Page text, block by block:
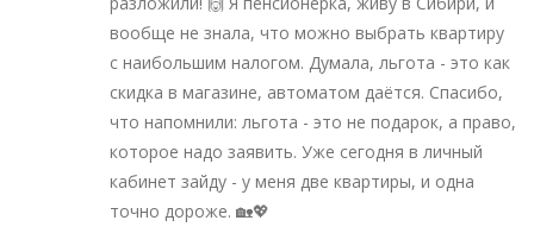
вообще не знала, что можно выбрать квартиру
с наибольшим налогом. Думала, льгота - это как
скидка в магазине, автоматом даётся. Спасибо,
что напомнили: льгота - это не подарок, а право,
которое надо заявить. Уже сегодня в личный
кабинет зайду - у меня две квартиры, и одна
точно дороже. 🏡💖